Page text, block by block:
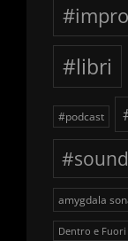
#libri
#podcast
amygdala
Dentro e Fuori